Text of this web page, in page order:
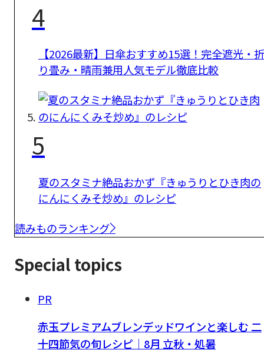
4
【2026最新】日傘おすすめ15選！完全遮光・折
り畳み・晴雨兼用人気モデル徹底比較
5
夏のスタミナ絶品おかず『きゅうりとひき肉の
にんにくみそ炒め』のレシピ
読みものランキング
Special topics
PR
赤玉プレミアムブレンデッドワインと楽しむ 二
十四節気の旬レシピ｜8月 立秋・処暑